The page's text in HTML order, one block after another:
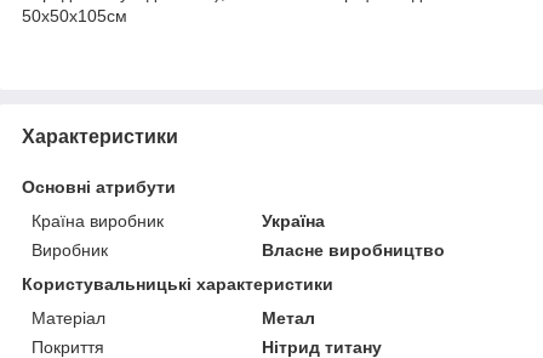
50х50х105см
Характеристики
Основні атрибути
Країна виробник
Україна
Виробник
Власне виробництво
Користувальницькі характеристики
Матеріал
Метал
Покриття
Нітрид титану